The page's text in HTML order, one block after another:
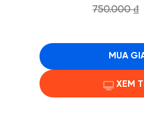
750.000₫
MUA
XEM